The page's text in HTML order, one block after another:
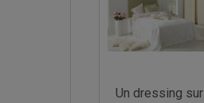
Un dressing sur